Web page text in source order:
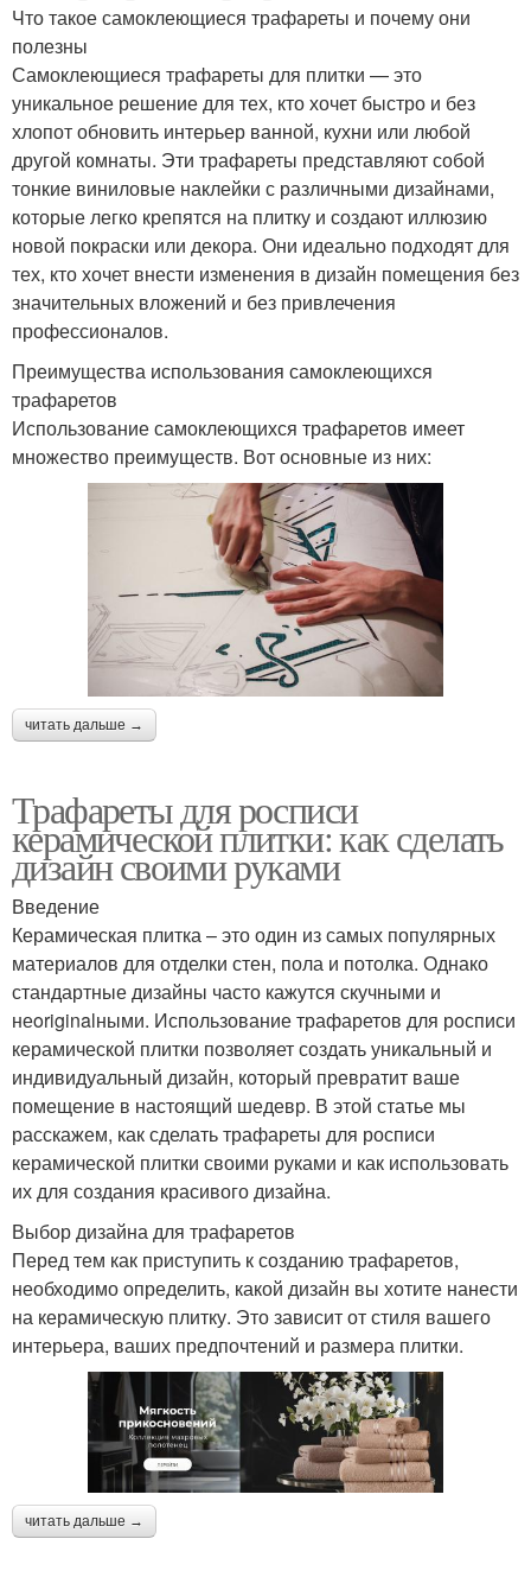
Что такое самоклеющиеся трафареты и почему они
полезны
Самоклеющиеся трафареты для плитки — это
уникальное решение для тех, кто хочет быстро и без
хлопот обновить интерьер ванной, кухни или любой
другой комнаты. Эти трафареты представляют собой
тонкие виниловые наклейки с различными дизайнами,
которые легко крепятся на плитку и создают иллюзию
новой покраски или декора. Они идеально подходят для
тех, кто хочет внести изменения в дизайн помещения без
значительных вложений и без привлечения
профессионалов.
Преимущества использования самоклеющихся
трафаретов
Использование самоклеющихся трафаретов имеет
множество преимуществ. Вот основные из них:
читать дальше →
Трафареты для росписи
керамической плитки: как сделать
дизайн своими руками
Введение
Керамическая плитка – это один из самых популярных
материалов для отделки стен, пола и потолка. Однако
стандартные дизайны часто кажутся скучными и
неoriginalными. Использование трафаретов для росписи
керамической плитки позволяет создать уникальный и
индивидуальный дизайн, который превратит ваше
помещение в настоящий шедевр. В этой статье мы
расскажем, как сделать трафареты для росписи
керамической плитки своими руками и как использовать
их для создания красивого дизайна.
Выбор дизайна для трафаретов
Перед тем как приступить к созданию трафаретов,
необходимо определить, какой дизайн вы хотите нанести
на керамическую плитку. Это зависит от стиля вашего
интерьера, ваших предпочтений и размера плитки.
читать дальше →